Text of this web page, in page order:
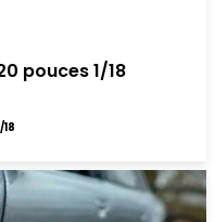
pouces 1/18
18